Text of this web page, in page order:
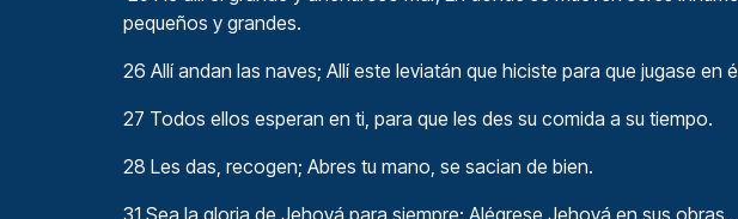
pequeños y grandes.
26 Allí andan las naves; Allí este leviatán que hiciste para que jugase en
27 Todos ellos esperan en ti, para que les des su comida a su tiempo.
28 Les das, recogen; Abres tu mano, se sacian de bien.